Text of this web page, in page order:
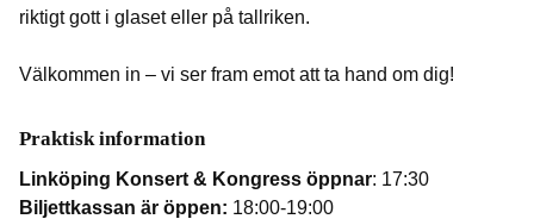
riktigt gott i glaset eller på tallriken.
Välkommen in – vi ser fram emot att ta hand om dig!
Praktisk information
Linköping Konsert & Kongress öppnar: 17:30
Biljettkassan är öppen: 18:00-19:00